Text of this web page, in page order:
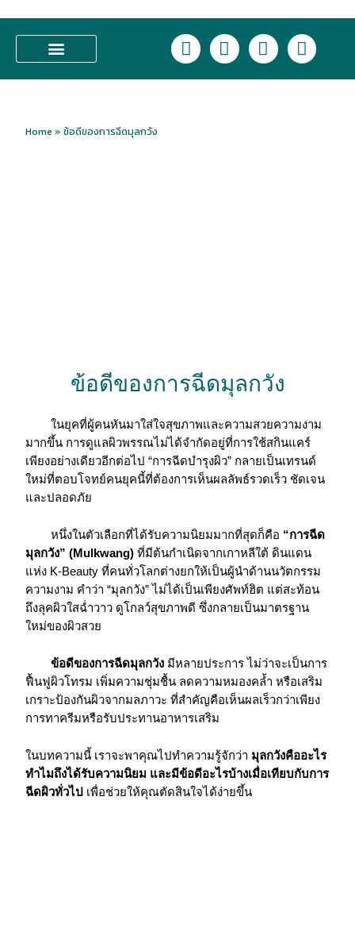
L
i
n
F
a
c
I
n
s
T
i
k
Home »ข้อดีของการฉีดมุลกวัง
ข้อดีของการฉีดมุลกวัง
ในยุคที่ผู้คนหันมาใส่ใจสุขภาพและความสวยความงาม
มากขึ้น การดูแลผิวพรรณไม่ได้จำกัดอยู่ที่การใช้สกินแคร์
เพียงอย่างเดียวอีกต่อไป “การฉีดบำรุงผิว” กลายเป็นเทรนด์
ใหม่ที่ตอบโจทย์คนยุคนี้ที่ต้องการเห็นผลลัพธ์รวดเร็ว ชัดเจน
และปลอดภัย
หนึ่งในตัวเลือกที่ได้รับความนิยมมากที่สุดก็คือ “การฉีด
มุลกวัง” (Mulkwang) ที่มีต้นกำเนิดจากเกาหลีใต้ ดินแดน
แห่ง K-Beauty ที่คนทั่วโลกต่างยกให้เป็นผู้นำด้านนวัตกรรม
ความงาม คำว่า “มุลกวัง” ไม่ได้เป็นเพียงศัพท์ฮิต แต่สะท้อน
ถึงลุคผิวใสฉ่ำวาว ดูโกลว์สุขภาพดี ซึ่งกลายเป็นมาตรฐาน
ใหม่ของผิวสวย
ข้อดีของการฉีดมุลกวัง มีหลายประการ ไม่ว่าจะเป็นการ
ฟื้นฟูผิวโทรม เพิ่มความชุ่มชื้น ลดความหมองคล้ำ หรือเสริม
เกราะป้องกันผิวจากมลภาวะ ที่สำคัญคือเห็นผลเร็วกว่าเพียง
การทาครีมหรือรับประทานอาหารเสริม
ในบทความนี้ เราจะพาคุณไปทำความรู้จักว่า มุลกวังคืออะไร
ทำไมถึงได้รับความนิยม และมีข้อดีอะไรบ้างเมื่อเทียบกับการ
ฉีดผิวทั่วไป เพื่อช่วยให้คุณตัดสินใจได้ง่ายขึ้น